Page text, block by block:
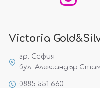
Victoria
гр. София
бул. Александър
0885 551 660